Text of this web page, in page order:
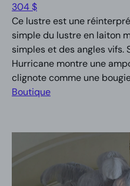
304 $
Ce lustre est une
simple du lustre en laiton
simples et des angles vifs.
Hurricane montre une
clignote comme une
Boutique